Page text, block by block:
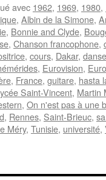
avec 1962, 1969, 1980,
, Albin de la Simone,
, Bonnie and Clyde,
, Chanson francophone,
, cours, Dakar, danse
, Eurovision,
, France, guitare, hasta
Saint-Vincent, Martin
, On n'est pas à une
, Rennes, Saint-Brieuc,
Méry, Tunisie, université,